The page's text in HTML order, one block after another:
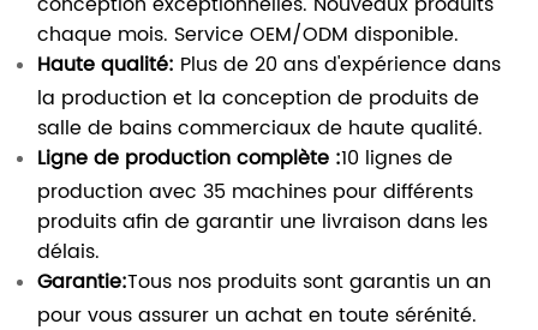
chaque mois. Service OEM/ODM disponible.
Haute qualité: Plus de 20 ans d'expérience dans
la production et la conception de produits de
salle de bains commerciaux de haute qualité.
Ligne de production complète :10 lignes de
production avec 35 machines pour différents
produits afin de garantir une livraison dans les
délais.
Garantie:Tous nos produits sont garantis un an
pour vous assurer un achat en toute sérénité.